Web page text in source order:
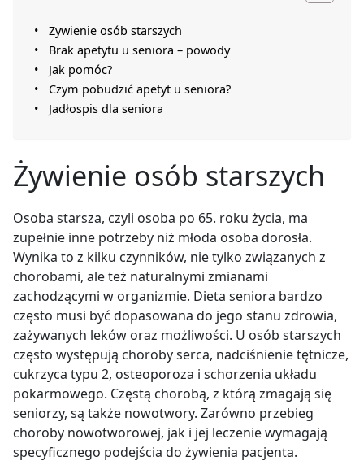
Żywienie osób starszych
Brak apetytu u seniora – powody
Jak pomóc?
Czym pobudzić apetyt u seniora?
Jadłospis dla seniora
Żywienie osób starszych
Osoba starsza, czyli osoba po 65. roku życia, ma
zupełnie inne potrzeby niż młoda osoba dorosła.
Wynika to z kilku czynników, nie tylko związanych z
chorobami, ale też naturalnymi zmianami
zachodzącymi w organizmie. Dieta seniora bardzo
często musi być dopasowana do jego stanu zdrowia,
zażywanych leków oraz możliwości. U osób starszych
często występują choroby serca, nadciśnienie tętnicze,
cukrzyca typu 2, osteoporoza i schorzenia układu
pokarmowego. Częstą chorobą, z którą zmagają się
seniorzy, są także nowotwory. Zarówno przebieg
choroby nowotworowej, jak i jej leczenie wymagają
specyficznego podejścia do żywienia pacjenta.